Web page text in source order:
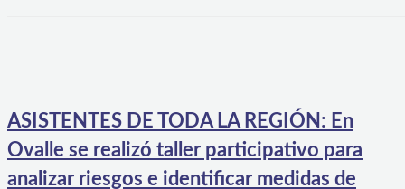
ASISTENTES DE TODA LA REGIÓN: En
Ovalle se realizó taller participativo para
analizar riesgos e identificar medidas de